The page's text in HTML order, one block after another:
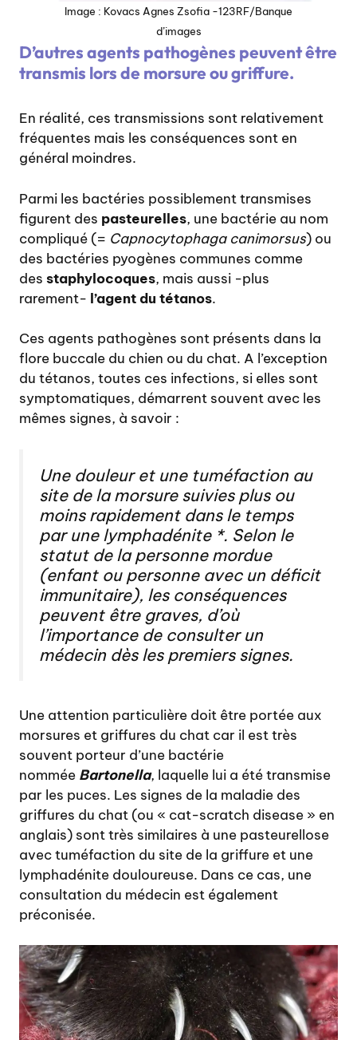
Image : Kovacs Agnes Zsofia -123RF/Banque
d’images
D’autres agents pathogènes peuvent être
transmis lors de morsure ou griffure.
En réalité, ces transmissions sont relativement
fréquentes mais les conséquences sont en
général moindres.
Parmi les bactéries possiblement transmises
figurent des pasteurelles, une bactérie au nom
compliqué (= Capnocytophaga canimorsus) ou
des bactéries pyogènes communes comme
des staphylocoques, mais aussi -plus
rarement- l’agent du tétanos.
Ces agents pathogènes sont présents dans la
flore buccale du chien ou du chat. A l’exception
du tétanos, toutes ces infections, si elles sont
symptomatiques, démarrent souvent avec les
mêmes signes, à savoir :
Une douleur et une tuméfaction au
site de la morsure suivies plus ou
moins rapidement dans le temps
par une lymphadénite *. Selon le
statut de la personne mordue
(enfant ou personne avec un déficit
immunitaire), les conséquences
peuvent être graves, d’où
l’importance de consulter un
médecin dès les premiers signes.
Une attention particulière doit être portée aux
morsures et griffures du chat car il est très
souvent porteur d’une bactérie
nommée Bartonella, laquelle lui a été transmise
par les puces. Les signes de la maladie des
griffures du chat (ou « cat-scratch disease » en
anglais) sont très similaires à une pasteurellose
avec tuméfaction du site de la griffure et une
lymphadénite douloureuse. Dans ce cas, une
consultation du médecin est également
préconisée.